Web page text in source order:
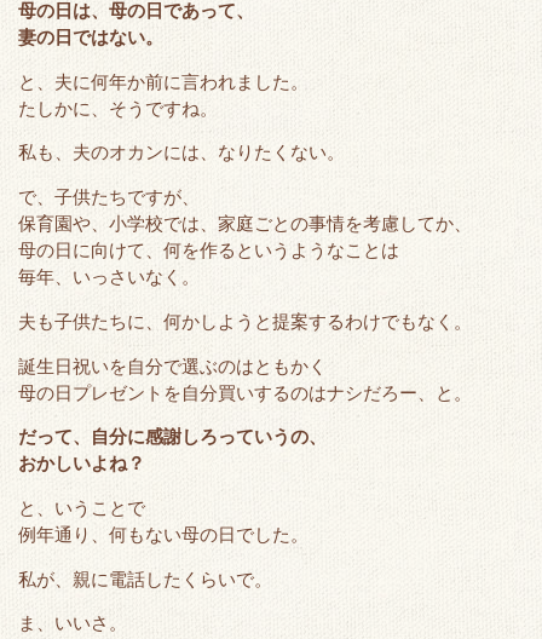
i
t
t
e
r
c
e
b
o
o
k
c
e
t
t
n
a
母の日は、母の日であって、
妻の日ではない。
と、夫に何年か前に言われました。
たしかに、そうですね。
私も、夫のオカンには、なりたくない。
で、子供たちですが、
保育園や、小学校では、家庭ごとの事情を考慮してか、
母の日に向けて、何を作るというようなことは
毎年、いっさいなく。
夫も子供たちに、何かしようと提案するわけでもなく。
誕生日祝いを自分で選ぶのはともかく
母の日プレゼントを自分買いするのはナシだろー、と。
だって、自分に感謝しろっていうの、
おかしいよね？
と、いうことで
例年通り、何もない母の日でした。
私が、親に電話したくらいで。
ま、いいさ。